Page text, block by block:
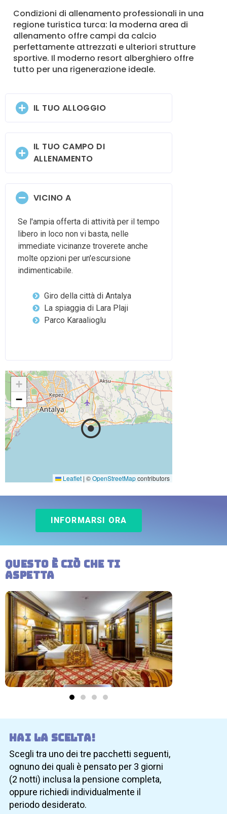
Condizioni di allenamento professionali in una
regione turistica turca: la moderna area di
allenamento offre campi da calcio
perfettamente attrezzati e ulteriori strutture
sportive. Il moderno resort alberghiero offre
tutto per una rigenerazione ideale.
IL TUO ALLOGGIO
IL TUO CAMPO DI
ALLENAMENTO
VICINO A
Se l'ampia offerta di attività per il tempo
libero in loco non vi basta, nelle
immediate vicinanze troverete anche
molte opzioni per un'escursione
indimenticabile.
Giro della città di Antalya
La spiaggia di Lara Plaji
Parco Karaalioglu
+
−
Leaflet | ©OpenStreetMapcontributors
INFORMARSI ORA
Questo è ciò che ti
aspetta
Hai la scelta!
Scegli tra uno dei tre pacchetti seguenti,
ognuno dei quali è pensato per 3 giorni
(2 notti) inclusa la pensione completa,
oppure richiedi individualmente il
periodo desiderato.